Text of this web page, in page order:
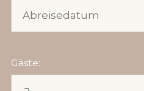
Gäste: